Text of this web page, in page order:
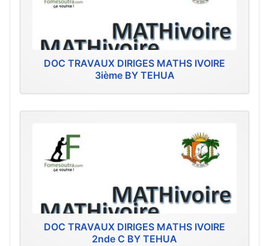
DOC TRAVAUX DIRIGES MATHS IVOIRE
3ième BY TEHUA
DOC TRAVAUX DIRIGES MATHS IVOIRE
2nde C BY TEHUA